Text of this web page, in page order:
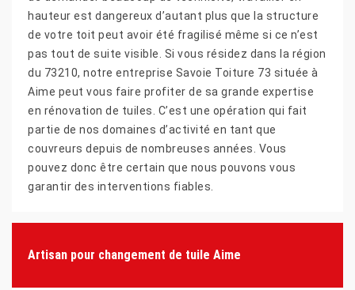
hauteur est dangereux d’autant plus que la structure
de votre toit peut avoir été fragilisé même si ce n’est
pas tout de suite visible. Si vous résidez dans la région
du 73210, notre entreprise Savoie Toiture 73 située à
Aime peut vous faire profiter de sa grande expertise
en rénovation de tuiles. C’est une opération qui fait
partie de nos domaines d’activité en tant que
couvreurs depuis de nombreuses années. Vous
pouvez donc être certain que nous pouvons vous
garantir des interventions fiables.
Artisan pour changement de tuile Aime